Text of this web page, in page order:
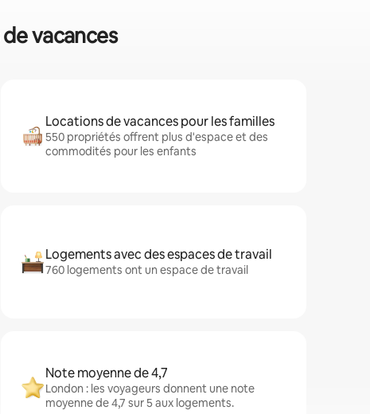
vacances
Locations de vacances pour les familles
550 propriétés offrent plus d'espace et des
commodités pour les enfants
Logements avec des espaces de travail
760 logements ont un espace de travail
Note moyenne de 4,7
London : les voyageurs donnent une note
moyenne de 4,7 sur 5 aux logements.